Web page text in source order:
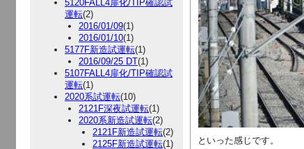
5120FALL4扉化/TIP確認試
運転(2)
2016/01/09(1)
2016/01/10(1)
5177F新造試運転(1)
2016/09/25 DT(1)
5107FALL4扉化/TIP確認試
運転(1)
2020系試運転(10)
2121F深夜試運転(1)
2020系新造試運転(2)
2121F新造試運転(2)
2125F新造試運転(1)
といった感じです。